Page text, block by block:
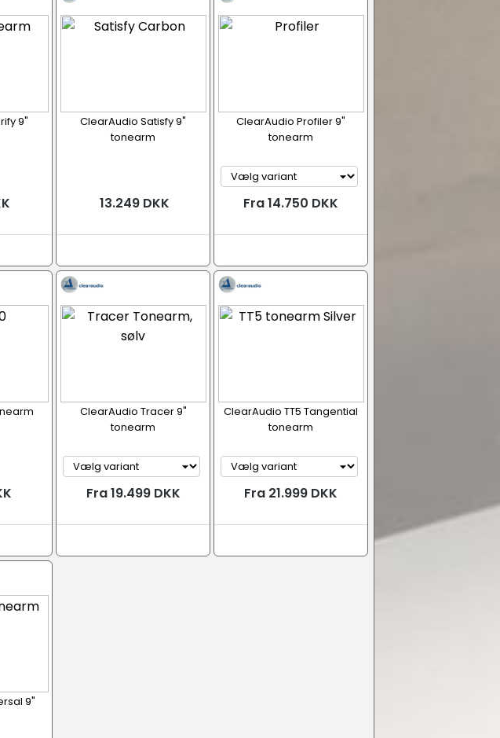
9"
ClearAudio Satisfy 9"
tonearm
13.249 DKK
ClearAudio Profiler 9"
tonearm
Fra 14.750 DKK
ClearAudio Tracer 9"
tonearm
Fra 19.499 DKK
ClearAudio TT5 Tangential
tonearm
Fra 21.999 DKK
9"